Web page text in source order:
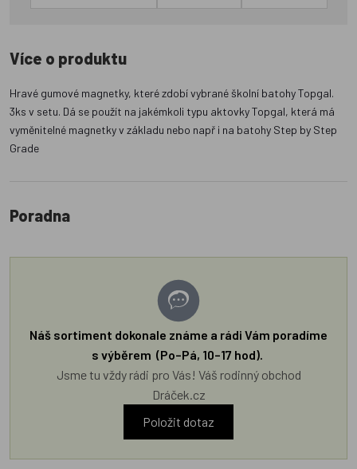
Více o produktu
Hravé gumové magnetky, které zdobí vybrané školní batohy Topgal.
3ks v setu. Dá se použít na jakémkoli typu aktovky Topgal, která má
vyměnitelné magnetky v základu nebo např i na batohy Step by Step
Grade
Poradna
Náš sortiment dokonale známe a rádi Vám poradíme
s výběrem (Po–Pá, 10–17 hod).
Jsme tu vždy rádi pro Vás! Váš rodinný obchod
Dráček.cz
Položit dotaz